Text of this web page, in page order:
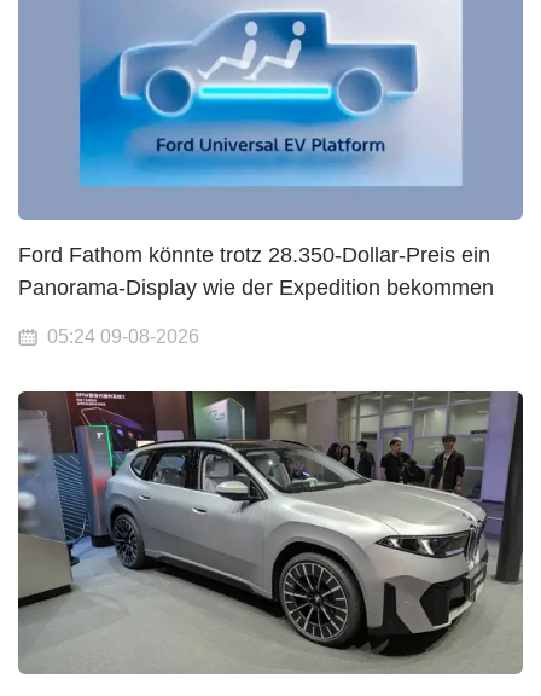
Ford Fathom könnte trotz 28.350-Dollar-Preis ein
Panorama-Display wie der Expedition bekommen
05:24 09-08-2026